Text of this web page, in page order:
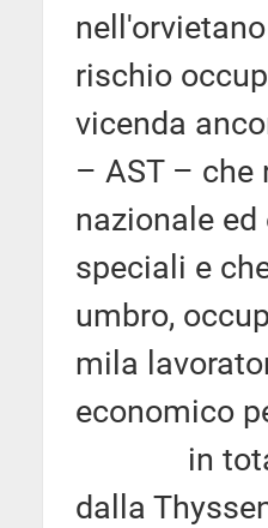
rischio
vicenda
– AST – che
nazionale
speciali e
umbro,
mila
economico
in totale
dalla